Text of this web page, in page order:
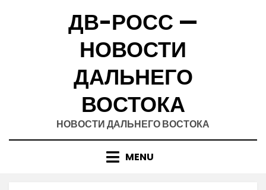
ДВ-РОСС —
НОВОСТИ
ДАЛЬНЕГО
ВОСТОКА
НОВОСТИ ДАЛЬНЕГО ВОСТОКА
MENU